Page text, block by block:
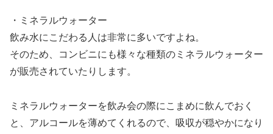
・ミネラルウォーター
飲み水にこだわる人は非常に多いですよね。
そのため、コンビニにも様々な種類のミネラルウォーター
が販売されていたりします。
ミネラルウォーターを飲み会の際にこまめに飲んでおく
と、アルコールを薄めてくれるので、吸収が穏やかになり